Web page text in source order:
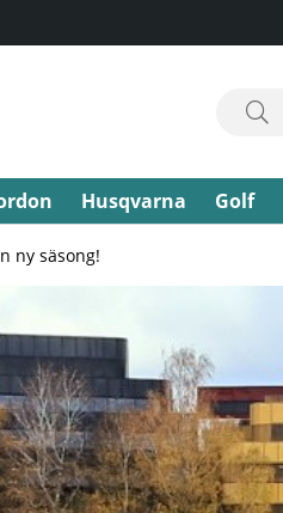
Husqvarna Golf
ny säsong!